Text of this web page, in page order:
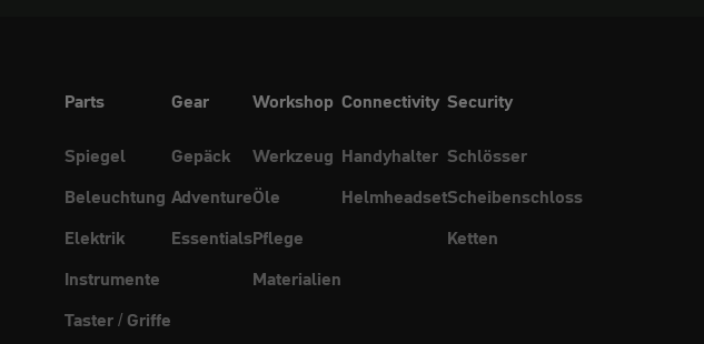
Parts
Spiegel
Beleuchtung
Elektrik
Instrumente
Taster / Griffe
Gear
Gepäck
Adventure
Essentials
Workshop
Werkzeug
Öle
Pflege
Materialien
Connectivity
Handyhalter
Helmheadset
Security
Schlösser
Scheibenschloss
Ketten